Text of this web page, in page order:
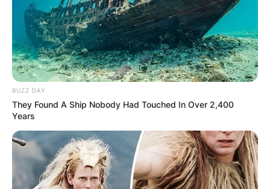
БЛОГ
BUZZ DAY
They Found A Ship Nobody Had Touched In Over 2,400
Years